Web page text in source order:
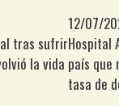
tras sufrir
la vida
12/07/
Hospital
país que
tasa de